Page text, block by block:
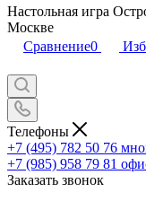
Настольная игра
Москве
Сравнение0
Телефоны
+7 (495) 782 50 76
+7 (985) 958 79 81
Заказать звонок